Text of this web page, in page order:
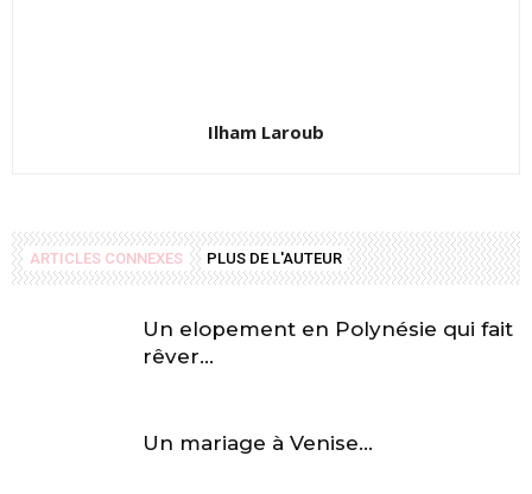
Ilham Laroub
ARTICLES CONNEXES PLUS DE L'AUTEUR
Un elopement en Polynésie qui fait
rêver…
Un mariage à Venise…